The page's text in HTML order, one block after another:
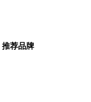
推荐品牌